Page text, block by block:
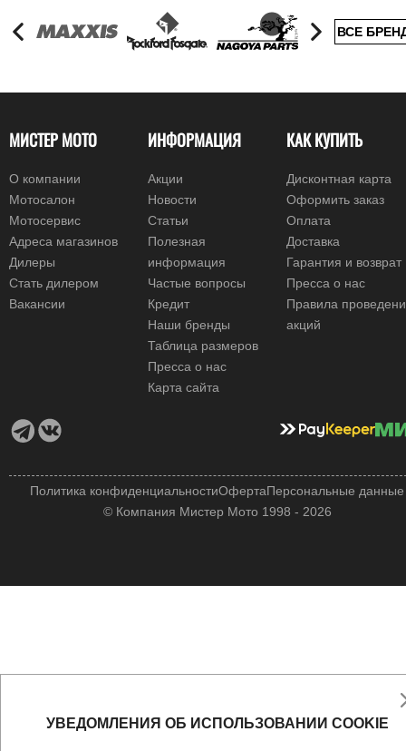
ВСЕ
МИСТЕР МОТО
О компании
Мотосалон
Мотосервис
Адреса магазинов
Дилеры
Стать дилером
Вакансии
ИНФОРМАЦИЯ
Акции
Новости
Статьи
Полезная
информация
Частые вопросы
Кредит
Наши бренды
Таблица размеров
Пресса о нас
Карта сайта
КАК КУПИТЬ
Дисконтная карта
Оформить заказ
Оплата
Доставка
Гарантия и возврат
Пресса о нас
Правила
акций
© Компания Мистер Мото 1998 - 2026
Политика конфиденциальностиОфертаПерсональные данные
УВЕДОМЛЕНИЯ ОБ ИСПОЛЬЗОВАНИИ COOKIE